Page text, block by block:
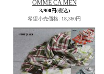
OMME CA MEN
3,900円(税込)
希望小売価格: 18,360円